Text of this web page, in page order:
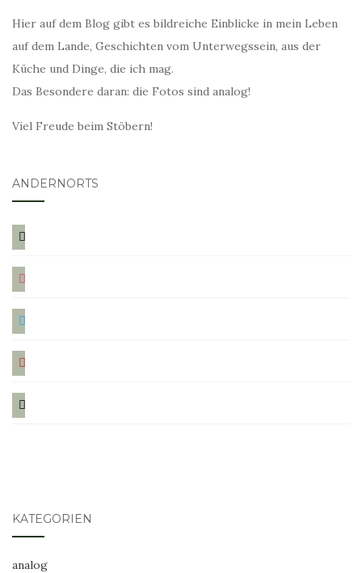
Hier auf dem Blog gibt es bildreiche Einblicke in mein Leben
auf dem Lande, Geschichten vom Unterwegssein, aus der
Küche und Dinge, die ich mag.
Das Besondere daran: die Fotos sind analog!
Viel Freude beim Stöbern!
ANDERNORTS
bloglovin
instagram
twitter
pinterest
mail
KATEGORIEN
analog